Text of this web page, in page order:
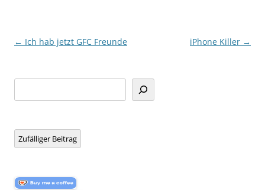
Beitragsnavigation
← Ich hab jetzt GFC Freunde iPhone Killer →
Zufälliger Beitrag